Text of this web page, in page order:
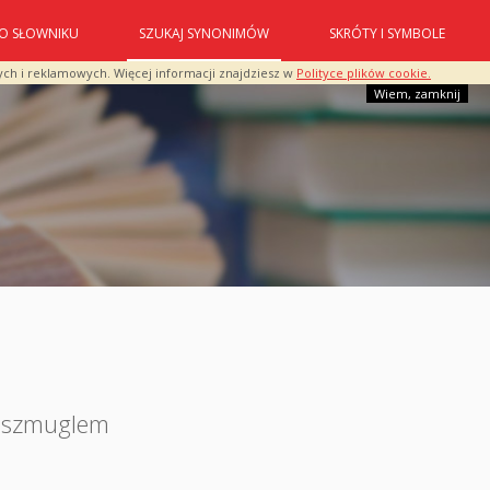
i reklamowych. Więcej informacji znajdziesz w Polityce plików cookie.
Wiem, zamknij
O SŁOWNIKU SZUKAJ SYNONIMÓW SKRÓTY I SYMBOLE